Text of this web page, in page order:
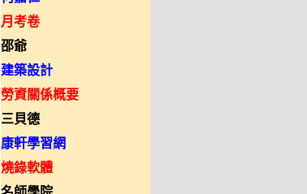
月考卷
邵爺
建築設計
勞資關係概要
三貝德
康軒學習網
燒錄軟體